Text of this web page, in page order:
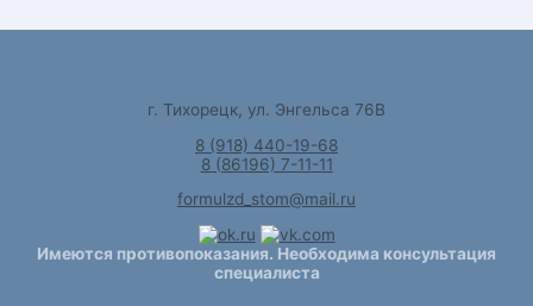
г. Тихорецк, ул. Энгельса 76В
8 (918) 440-19-68
8 (86196) 7-11-11
formulzd_stom@mail.ru
Имеются противопоказания. Необходима консультация
специалиста